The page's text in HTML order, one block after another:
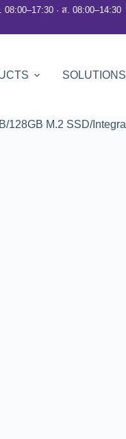
08:00–17:30 · ส. 08:00–14:30
SOLUTIONS